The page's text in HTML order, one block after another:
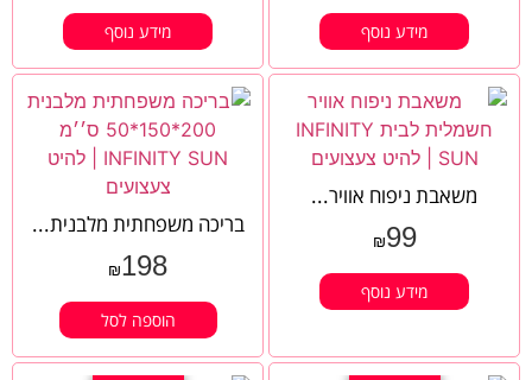
מידע נוסף מידע נוסף
משאבת ניפוח אוויר...
₪99
מידע נוסף
בריכה משפחתית מלבנית...
₪198
הוספה לסל